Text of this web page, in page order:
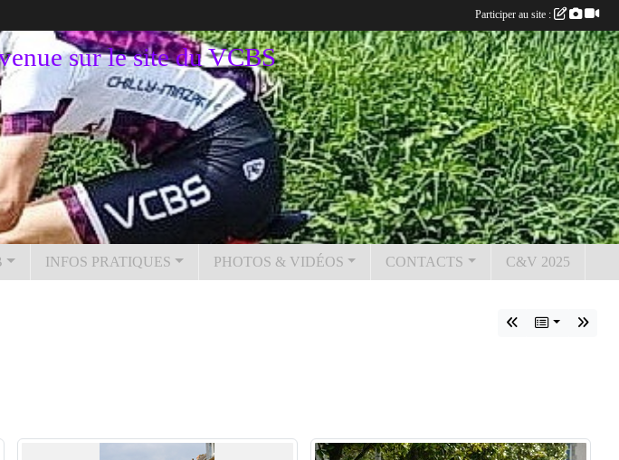
sur le site du VCBS
INFOS PRATIQUES PHOTOS & VIDÉOS CONTACTS C&V 2025
Participer au site :